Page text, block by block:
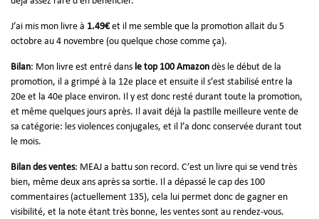
J’ai mis mon livre à 1.49€et il me semble que la promotion allait du 5
octobre au 4 novembre (ou quelque chose comme ça).
Bilan: Mon livre est entré dans le top 100 Amazon dès le début de la
promotion, il a grimpé à la 12e place et ensuite il s’est stabilisé entre la
20e et la 40e place environ. Il y est donc resté durant toute la promotion,
et même quelques jours après. Il avait déjà la pastille meilleure vente de
sa catégorie: les violences conjugales, et il l’a donc conservée durant tout
le mois.
Bilan des ventes: MEAJ a battu son record. C’est un livre qui se vend très
bien, même deux ans après sa sortie. Il a dépassé le cap des 100
commentaires (actuellement 135), cela lui permet donc de gagner en
visibilité, et la note étant très bonne, les ventes sont au rendez-vous.